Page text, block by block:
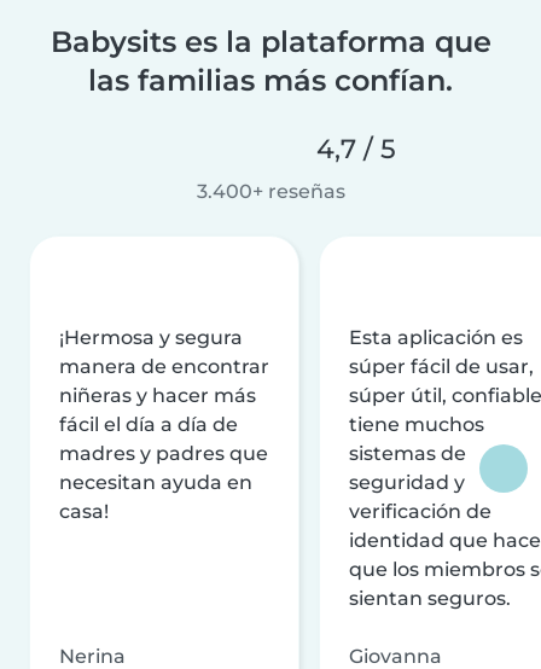
Babysits es la plataforma que
las familias más confían.
4,7 / 5
3.400+ reseñas
¡Hermosa y segura
manera de encontrar
niñeras y hacer más
fácil el día a día de
madres y padres que
necesitan ayuda en
casa!
Nerina
Esta aplicación es
súper fácil de usar,
súper útil,
tiene muchos
sistemas de
seguridad y
verificación de
identidad que
que los miembros
sientan seguros.
Giovanna